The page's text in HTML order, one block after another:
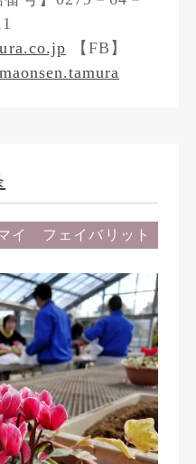
【FB】
イ フェイバリット